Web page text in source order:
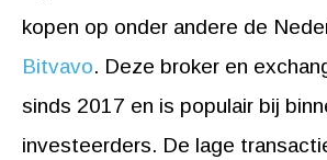
kopen op onder andere de
Bitvavo. Deze broker en
sinds 2017 en is populair bij
investeerders. De lage